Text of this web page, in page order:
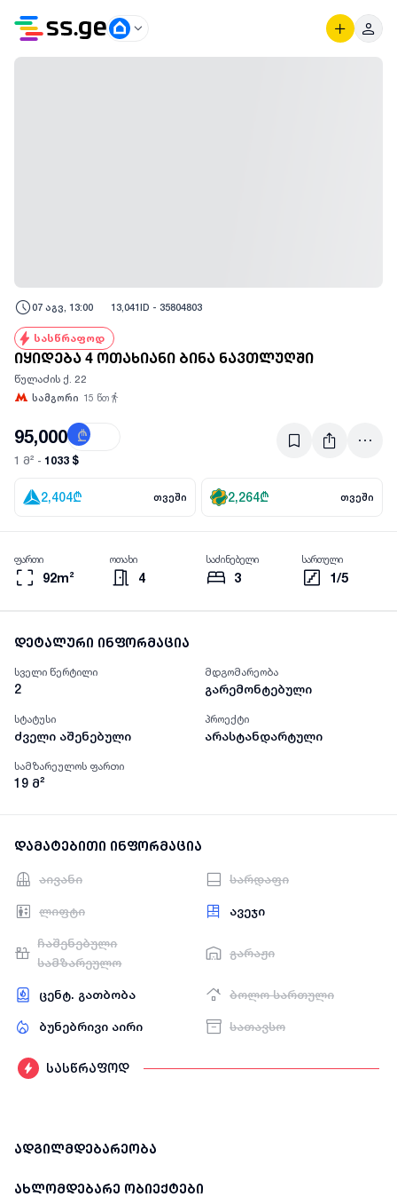
07 აგვ, 13:00 13,041ID - 35804803
სასწრაფოდ
იყიდება 4 ოთახიანი ბინა ნავთლუღში
წულაძის ქ. 22
სამგორი 15 წთ
95,000 ₾
1 მ² - 1033 $
2,404₾ თვეში 2,264₾ თვეში
92m²
ფართი
4
ოთახი
3
საძინებელი
1/5
სართული
დეტალური ინფორმაცია
სველი წერტილი
2
მდგომარეობა
გარემონტებული
სტატუსი
ძველი აშენებული
პროექტი
არასტანდარტული
სამზარეულოს ფართი
19 მ²
დამატებითი ინფორმაცია
აივანი სარდაფი
ლიფტი ავეჯი
ჩაშენებული
სამზარეულო
გარაჟი
ცენტ. გათბობა ბოლო სართული
ბუნებრივი აირი სათავსო
სასწრაფოდ
ადგილმდებარეობა
ახლომდებარე ობიექტები